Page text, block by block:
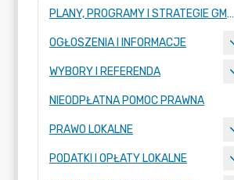
PLANY, PROGRAMY I STRATEGIE GMINY
OGŁOSZENIA I INFORMACJE
WYBORY I REFERENDA
NIEODPŁATNA POMOC PRAWNA
PRAWO LOKALNE
PODATKI I OPŁATY LOKALNE